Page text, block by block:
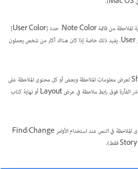
حدد لون لرابط الملاحظة ونقاط نهاية الملاحظة من قائمة Note Color. حدد [User Color]
لتستخدم لون معين في مربع الحوار User. يفيد ذلك خاصة إذا كان هناك أكثر من شخص يعملون
حدد Show Note Tool Tips لعرض معلومات الملاحظة وبعض أو كل محتوى الملاحظة على
هيئة شريط مساعدة عندما يمر مؤشر الفأرة فوق رابط ملاحظة في عرض Layout أو نهاية كتاب
حدد إذا ما كنت تريد تضمين محتوى الملاحظة في النص عند استخدام الأوامر Find/Change